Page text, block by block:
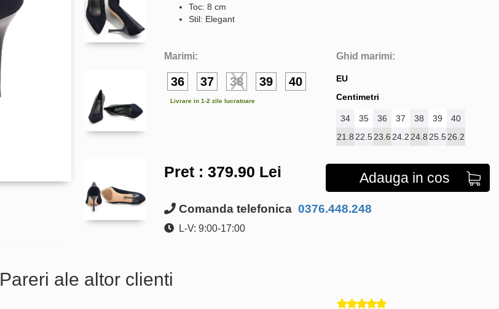
Toc: 8 cm
Stil: Elegant
Marimi:
36 37 38 39 40
Livrare in 1-2 zile lucratoare
Ghid marimi:
EU
Centimetri
34 35 36 37 38 39
40
21.8 22.523.6 24.2 24.8 25.526.2
Pret : 379.90 Lei Adauga in cos
Comanda telefonica 0376.448.248
L-V: 9:00-17:00
Pareri ale altor clienti